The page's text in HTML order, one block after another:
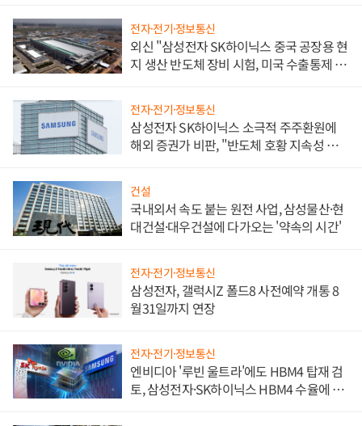
전자·전기·정보통신
외신 "삼성전자 SK하이닉스 중국 공장용 현
지 생산 반도체 장비 시험, 미국 수출통제 대
전자·전기·정보통신
삼성전자 SK하이닉스 소극적 주주환원에
해외 증권가 비판, "반도체 호황 지속성 의
건설
국내외서 속도 붙는 원전 사업, 삼성물산·현
대건설·대우건설에 다가오는 '약속의 시간'
전자·전기·정보통신
삼성전자, 갤럭시Z 폴드8 사전예약 개통 8
월31일까지 연장
전자·전기·정보통신
엔비디아 '루빈 울트라'에도 HBM4 탑재 검
토, 삼성전자·SK하이닉스 HBM4 수율에 주